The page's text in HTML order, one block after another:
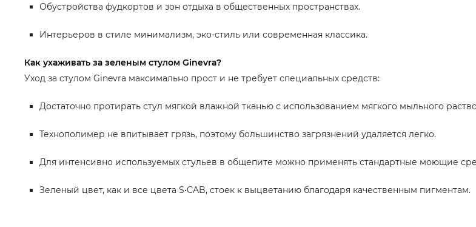
Обустройства фудкортов и зон отдыха в общественных пространствах.
Интерьеров в стиле минимализм, эко-стиль или современная классика.
Как ухаживать за зеленым стулом Ginevra?
Уход за стулом Ginevra максимально прост и не требует специальных средств:
Достаточно протирать стул мягкой влажной тканью с использованием мягкого мыльного
Технополимер не впитывает грязь, поэтому большинство загрязнений удаляется легко.
Для интенсивно используемых стульев в общепите можно применять стандартные моющие
Зеленый цвет, как и все цвета S•CAB, стоек к выцветанию благодаря качественным пигментам.